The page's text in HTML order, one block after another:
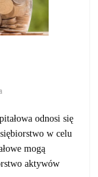
odnosi się
w celu
mogą
aktywów